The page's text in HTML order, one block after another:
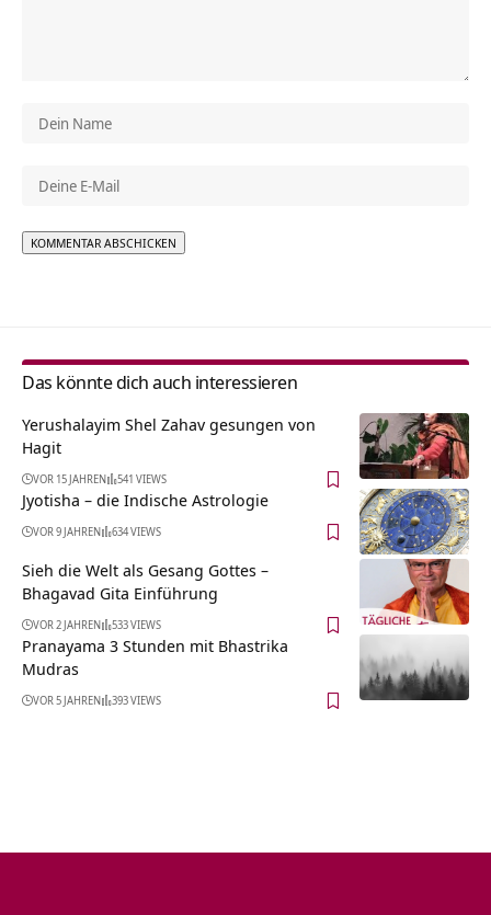
Das könnte dich auch interessieren
Yerushalayim Shel Zahav gesungen von
Hagit
VOR 15 JAHREN 541 VIEWS
Jyotisha – die Indische Astrologie
VOR 9 JAHREN 634 VIEWS
Sieh die Welt als Gesang Gottes –
Bhagavad Gita Einführung
VOR 2 JAHREN 533 VIEWS
Pranayama 3 Stunden mit Bhastrika
Mudras
VOR 5 JAHREN 393 VIEWS